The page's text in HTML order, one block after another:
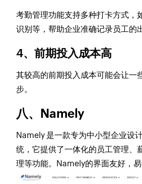
考勤管理功能支持多种打卡方式，
识别等，帮助企业准确记录员工的
4、前期投入成本高
其较高的前期投入成本可能会让一
步。
八、Namely
Namely 是一款专为中小型企业设
统，它提供了一体化的员工管理、
理等功能。Namely的界面友好，易